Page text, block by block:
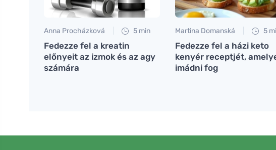
Anna Procházková 5 min
Fedezze fel a kreatin
előnyeit az izmok és az agy
számára
Martina Domanská 5
Fedezze fel a házi keto
kenyér receptjét,
imádni fog